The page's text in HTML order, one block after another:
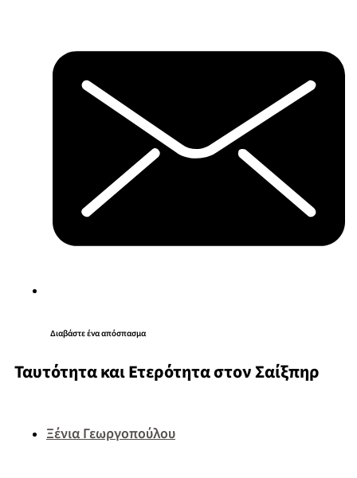
Διαβάστε ένα απόσπασμα
Ταυτότητα και Ετερότητα στον Σαίξπηρ
Ξένια Γεωργοπούλου